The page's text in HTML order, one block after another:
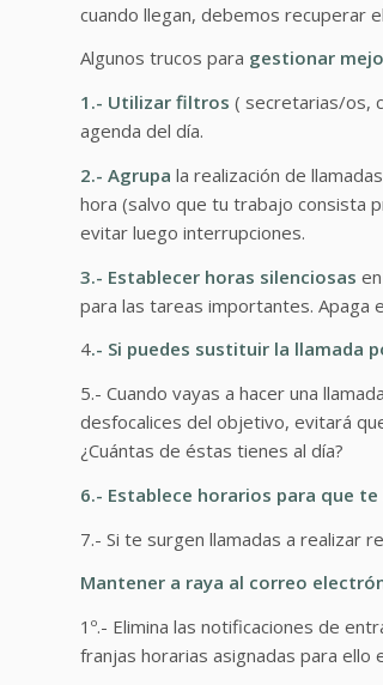
cuando llegan, debemos recuperar
Algunos trucos para gestionar
1.- Utilizar filtros ( secretarias/os,
agenda del día.
2.- Agrupa la realización de
hora (salvo que tu trabajo consista
evitar luego interrupciones.
3.- Establecer horas silenciosas
para las tareas importantes. Apaga
4.- Si puedes sustituir la llamada
5.- Cuando vayas a hacer una
desfocalices del objetivo, evitará
¿Cuántas de éstas tienes al día?
6.- Establece horarios para que te
7.- Si te surgen llamadas a realizar
Mantener a raya al correo
1º.- Elimina las notificaciones de
franjas horarias asignadas para ello